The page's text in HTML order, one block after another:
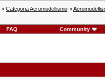
> Categoria Aeromodellismo >
FAQ Community